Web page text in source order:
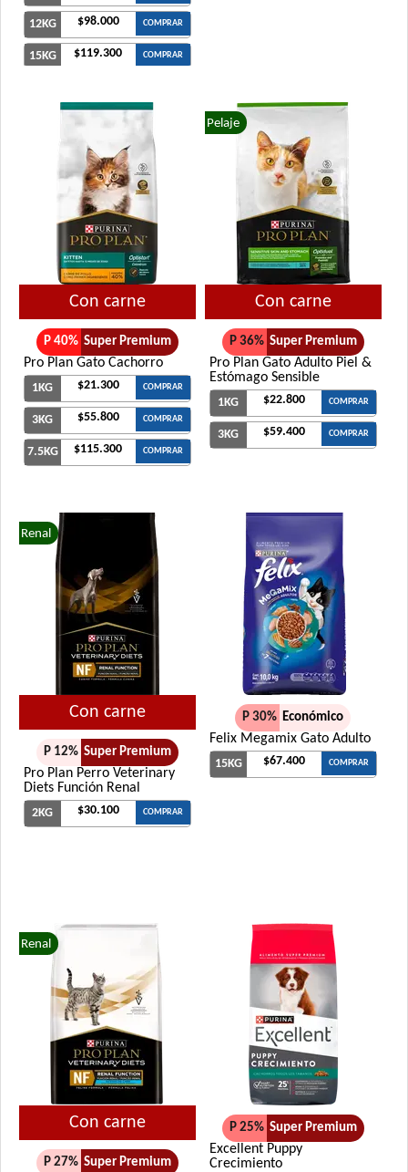
12KG $98.000 COMPRAR
15KG $119.300 COMPRAR
Con carne
P 40% Super Premium
Pro Plan Gato Cachorro
1KG $21.300 COMPRAR
3KG $55.800 COMPRAR
7.5KG $115.300 COMPRAR
Pelaje
Con carne
P 36% Super Premium
Pro Plan Gato Adulto Piel &
Estómago Sensible
1KG $22.800 COMPRAR
3KG $59.400 COMPRAR
Renal
Con carne
P 12% Super Premium
Pro Plan Perro Veterinary
Diets Función Renal
2KG $30.100 COMPRAR
P 30% Económico
Felix Megamix Gato Adulto
15KG $67.400 COMPRAR
Renal
Con carne
P 27% Super Premium
P 25% Super Premium
Excellent Puppy
Crecimiento